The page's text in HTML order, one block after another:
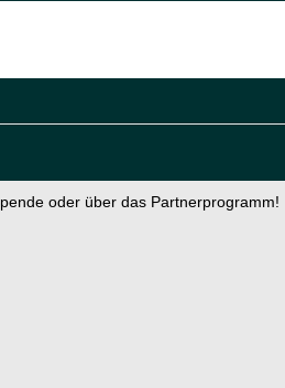
oder über das Partnerprogramm!